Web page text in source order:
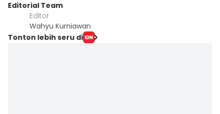
Editorial Team
Editor
Wahyu Kurniawan
Tonton lebih seru di